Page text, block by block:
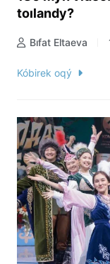
toılandy?
Bıfat Eltaeva
Kóbirek oqý